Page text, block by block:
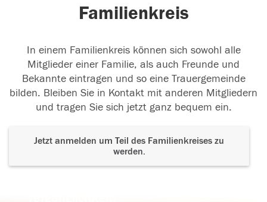
Familienkreis
In einem Familienkreis können sich sowohl alle
Mitglieder einer Familie, als auch Freunde und
Bekannte eintragen und so eine Trauergemeinde
bilden. Bleiben Sie in Kontakt mit anderen Mitgliedern
und tragen Sie sich jetzt ganz bequem ein.
Jetzt anmelden um Teil des Familienkreises zu
werden.